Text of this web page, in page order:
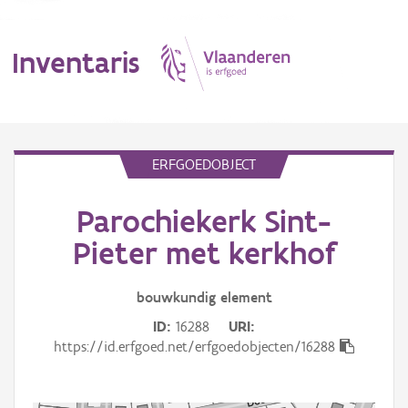
Inventaris
Erfgoedobject
Aanduidingsobject
ERFGOEDOBJECT
Parochiekerk Sint-
Pieter met kerkhof
bouwkundig element
ID 16288
URI
https://id.erfgoed.net/erfgoedobjecten/16288